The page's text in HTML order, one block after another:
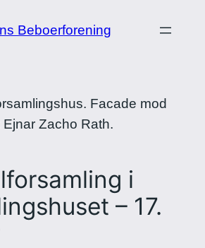
Beboerforening
i
– 17.